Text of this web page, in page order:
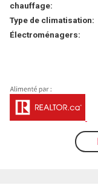
chauffage:
Type de climatisation:
Électroménagers: